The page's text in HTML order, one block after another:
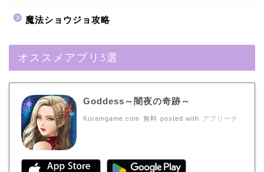
魔法ショウジョ攻略
オススメアプリ3選
Goddess～闇夜の奇跡～
Koramgame.com 無料 posted with アプリーチ